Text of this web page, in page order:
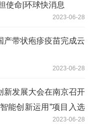
使命|环球快消息
2023-06-28
产带状疱疹疫苗完成云
2023-06-28
新发展大会在南京召开
能创新运用”项目入选
2023-06-28